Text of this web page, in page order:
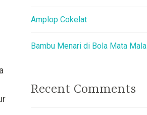
Amplop Cokelat
Bambu Menari di Bola Mata Mala
Recent Comments